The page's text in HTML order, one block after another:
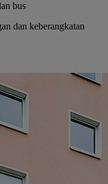
bus
dan keberangkatan